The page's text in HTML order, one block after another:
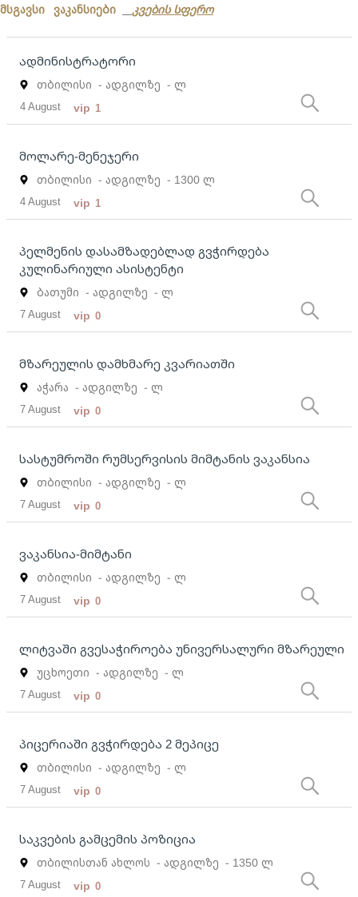
მსგავსი ვაკანსიები კვების სფერო
ადმინისტრატორი
თბილისი - ადგილზე - ლ
4 August vip 1
მოლარე-მენეჯერი
თბილისი - ადგილზე - 1300 ლ
4 August vip 1
პელმენის დასამზადებლად გვჭირდება
კულინარიული ასისტენტი
ბათუმი - ადგილზე - ლ
7 August vip 0
მზარეულის დამხმარე კვარიათში
აჭარა - ადგილზე - ლ
7 August vip 0
სასტუმროში რუმსერვისის მიმტანის ვაკანსია
თბილისი - ადგილზე - ლ
7 August vip 0
ვაკანსია-მიმტანი
თბილისი - ადგილზე - ლ
7 August vip 0
ლიტვაში გვესაჭიროება უნივერსალური მზარეული
უცხოეთი - ადგილზე - ლ
7 August vip 0
პიცერიაში გვჭირდება 2 მეპიცე
თბილისი - ადგილზე - ლ
7 August vip 0
საკვების გამცემის პოზიცია
თბილისთან ახლოს - ადგილზე - 1350 ლ
7 August vip 0